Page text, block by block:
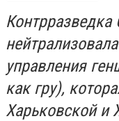
управления
как гру),
Харьковской и